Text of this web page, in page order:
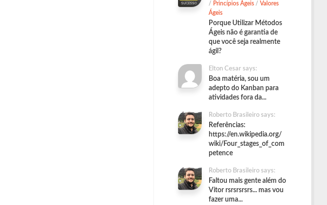
/ Princípios Ágeis / Valores
Ágeis
Porque Utilizar Métodos
Ágeis não é garantia de
que você seja realmente
ágil?
Elton Cesar says:
Boa matéria, sou um
adepto do Kanban para
atividades fora da...
Roberto Brasileiro says:
Referências:
https://en.wikipedia.org/
wiki/Four_stages_of_com
petence
Roberto Brasileiro says:
Faltou mais gente além do
Vitor rsrsrsrsrs... mas vou
fazer uma...